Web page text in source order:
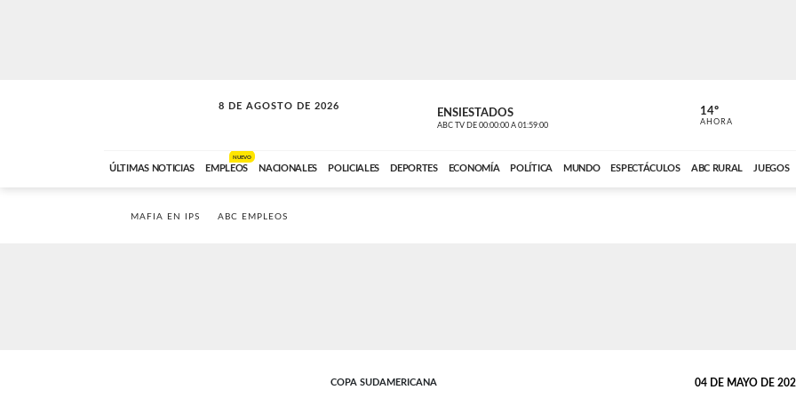
8 DE AGOSTO DE 2026
SOLO MÚSICA ENSIESTADOS
ABC TV DE 00:00:00 A 01:59:00 ABC CARDINAL
14º
AHORA
ÚLTIMAS NOTICIAS EMPLEOS
NUEVO
NACIONALES POLICIALES DEPORTES ECONOMÍA POLÍTICA MUNDO ESPECTÁCULOS ABC RURAL JUEGOS
MAFIA EN IPS ABC EMPLEOS
COPA SUDAMERICANA 04 DE MAYO DE